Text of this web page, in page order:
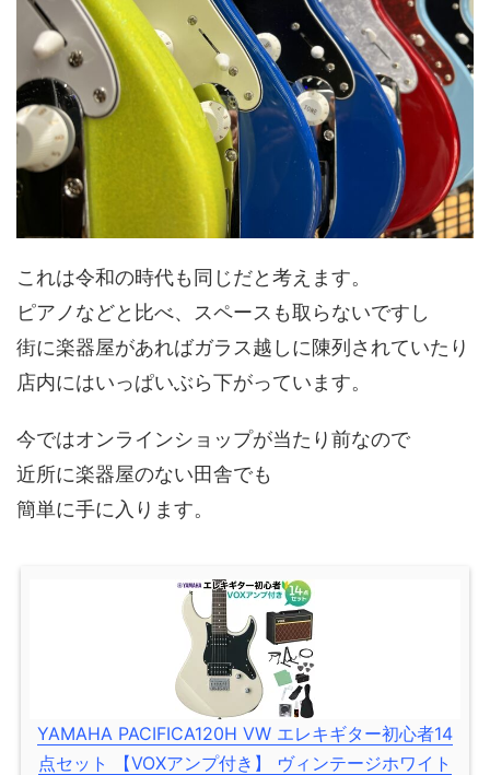
これは令和の時代も同じだと考えます。
ピアノなどと比べ、スペースも取らないですし
街に楽器屋があればガラス越しに陳列されていたり
店内にはいっぱいぶら下がっています。
今ではオンラインショップが当たり前なので
近所に楽器屋のない田舎でも
簡単に手に入ります。
YAMAHA PACIFICA120H VW エレキギター初心者14
点セット 【VOXアンプ付き】 ヴィンテージホワイト